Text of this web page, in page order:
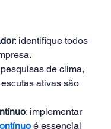
: identifique todos
pesquisas de clima,
ativas são
: implementar
é essencial